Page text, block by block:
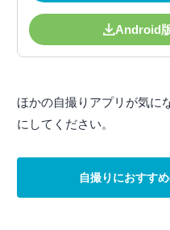
Android
ほかの自撮りアプリが気に
にしてください。
自撮りにおすす